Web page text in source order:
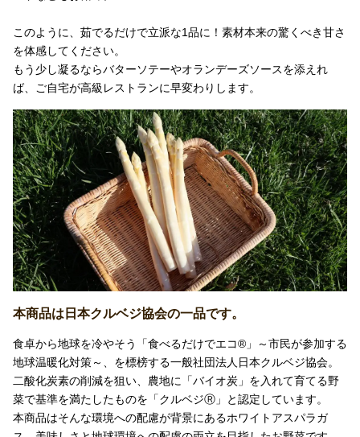
このように、茹でるだけで立派な1品に！素材本来の驚くべき甘さ
を体感してください。
もう少し凝るならバターソテーやオランデーズソースを添えれ
ば、ご自宅が高級レストランに早変わりします。
本商品は日本クルベジ協会の一品です。
食卓から地球を冷やそう「食べるだけでエコ®」～市民が参加する
地球温暖化対策～、を標榜する一般社団法人日本クルベジ協会。
二酸化炭素の削減を狙い、農地に「バイオ炭」を入れて育てる野
菜で基準を満たしたものを「クルベジⓇ」と認定しています。
本商品はそんな環境への配慮が背景にあるホワイトアスパラガ